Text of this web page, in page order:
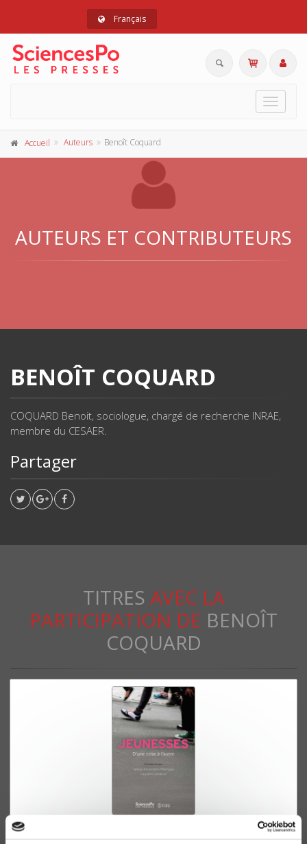
Français
Toggle
Accueil Auteurs Benoît Coquard
AUTEURS ET CONTRIBUTEURS
BENOÎT COQUARD
COQUARD Benoit, sociologue, chargé de recherche INRAE,
membre du CESAER.
Partager
TITRES AVEC LA
PARTICIPATION DE BENOÎT
COQUARD
Jeunesses